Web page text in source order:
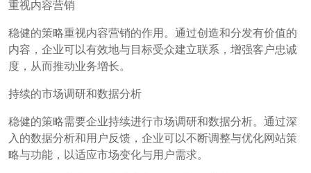
重视内容营销
稳健的策略重视内容营销的作用。通过创造和分发有价值的
内容，企业可以有效地与目标受众建立联系，增强客户忠诚
度，从而推动业务增长。
持续的市场调研和数据分析
稳健的策略需要企业持续进行市场调研和数据分析。通过深
入的数据分析和用户反馈，企业可以不断调整与优化网站策
略与功能，以适应市场变化与用户需求。